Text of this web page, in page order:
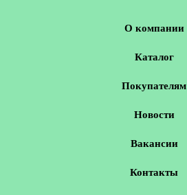
О компании
Каталог
Покупателям
Новости
Вакансии
Контакты